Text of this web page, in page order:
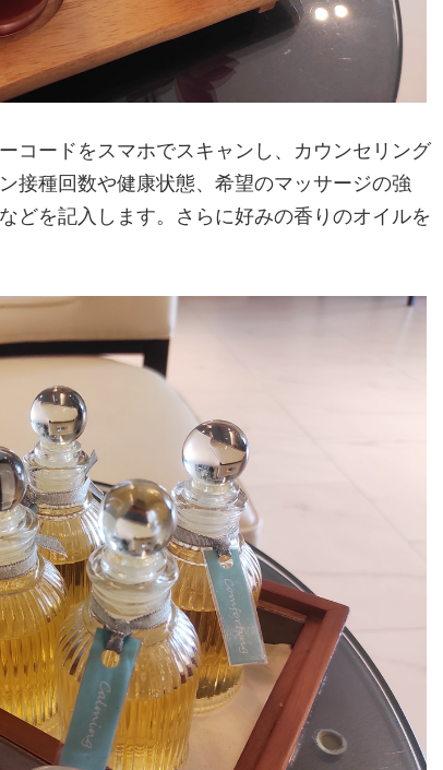
コードをスマホでスキャンし、カウンセリング
接種回数や健康状態、希望のマッサージの強
どを記入します。さらに好みの香りのオイルを